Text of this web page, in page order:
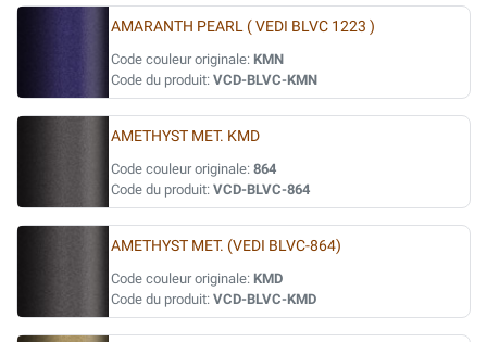
AMARANTH PEARL ( VEDI BLVC 1223 )
Code couleur originale: KMN
Code du produit: VCD-BLVC-KMN
AMETHYST MET. KMD
Code couleur originale: 864
Code du produit: VCD-BLVC-864
AMETHYST MET. (VEDI BLVC-864)
Code couleur originale: KMD
Code du produit: VCD-BLVC-KMD